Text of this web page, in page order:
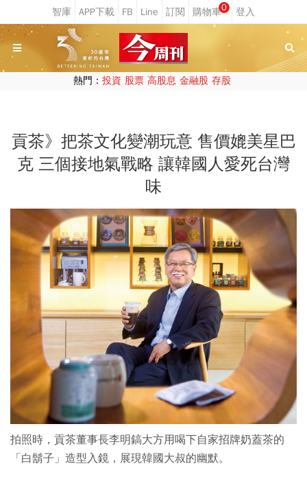
0
熱門： 投資 股票 高股息 金融股 存股
貢茶》把茶文化變潮玩意 售價媲美星巴
克 三個接地氣戰略 讓韓國人愛死台灣
味
拍照時，貢茶董事長李明鎬大方用喝下自家招牌奶蓋茶的
「白鬍子」造型入鏡，展現韓國大叔的幽默。